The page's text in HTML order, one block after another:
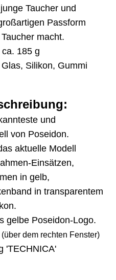
Taucher und
Passform
macht.
185 g
Silikon, Gummi
und
von Poseidon.
aktuelle Modell
Einsätzen,
in gelb,
in transparentem
gelbe Poseidon-Logo.
(über dem rechten Fenster)
'TECHNICA'